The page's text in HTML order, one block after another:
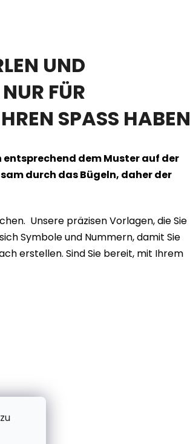
UND
FÜR
SPASS HABEN!
dem Muster auf der
durch das Bügeln, daher der
Unsere präzisen Vorlagen, die Sie
Symbole und Nummern, damit Sie
erstellen. Sind Sie bereit, mit Ihrem